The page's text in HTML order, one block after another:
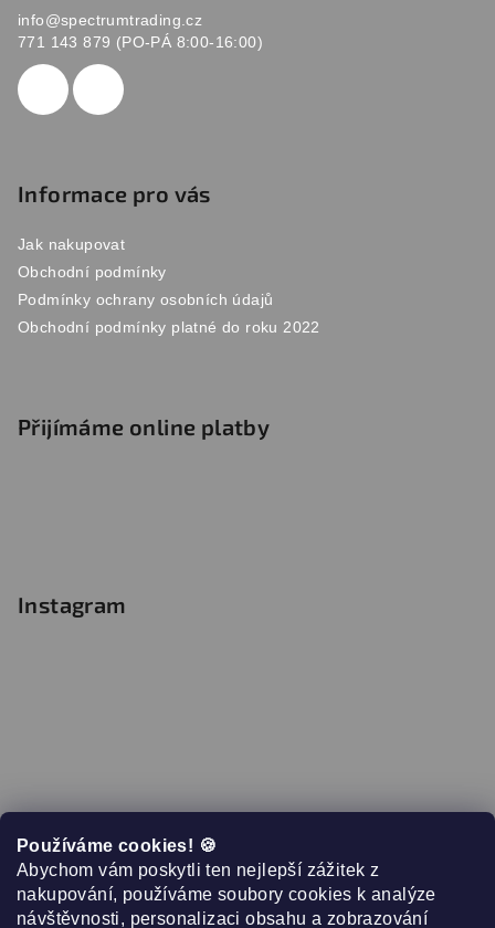
Používáme cookies! 🍪
Abychom vám poskytli ten nejlepší zážitek z
nakupování, používáme soubory cookies k analýze
návštěvnosti, personalizaci obsahu a zobrazování
info@spectrumtrading.cz
771 143 879 (PO-PÁ 8:00-16:00)
Informace pro vás
Jak nakupovat
Obchodní podmínky
Podmínky ochrany osobních údajů
Obchodní podmínky platné do roku 2022
Přijímáme online platby
Instagram